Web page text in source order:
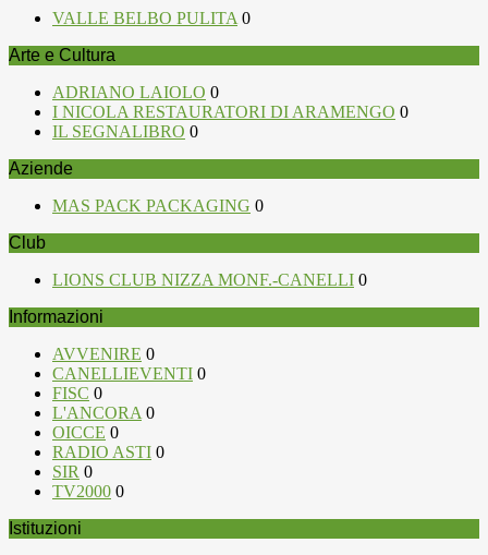
VALLE BELBO PULITA 0
Arte e Cultura
ADRIANO LAIOLO 0
I NICOLA RESTAURATORI DI ARAMENGO 0
IL SEGNALIBRO 0
Aziende
MAS PACK PACKAGING 0
Club
LIONS CLUB NIZZA MONF.-CANELLI 0
Informazioni
AVVENIRE 0
CANELLIEVENTI 0
FISC 0
L'ANCORA 0
OICCE 0
RADIO ASTI 0
SIR 0
TV2000 0
Istituzioni